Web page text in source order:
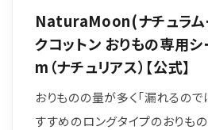
NaturaMoon(ナチュラム
クコットン おりもの専用
m（ナチュリアス）【公式】
おりものの量が多く「漏れるの
すすめのロングタイプのおりも